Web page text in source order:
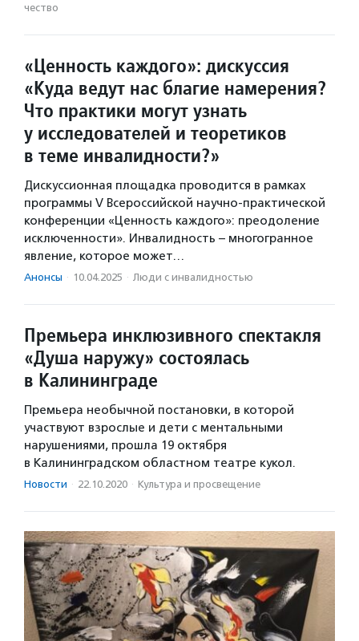
чест­во
«Ценность каждого»: дискуссия
«Куда ведут нас благие намерения?
Что практики могут узнать
у исследователей и теоретиков
в теме инвалидности?»
Дискуссионная площадка проводится в рамках
программы V Всероссийской научно-практической
конференции «Ценность каждого»: преодоление
исключенности». Инвалидность – многогранное
явление, которое может…
Анонсы · 10.04.2025 · Люди с инвалидностью
Премьера инклюзивного спектакля
«Душа наружу» состоялась
в Калининграде
Премьера необычной постановки, в которой
участвуют взрослые и дети с ментальными
нарушениями, прошла 19 октября
в Калининградском областном театре кукол.
Новости · 22.10.2020 · Культура и просвещение